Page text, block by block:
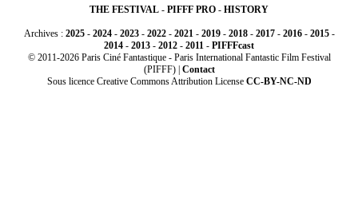
THE FESTIVAL - PIFFF PRO - HISTORY
Archives : 2025- 2024- 2023- 2022- 2021- 2019- 2018- 2017- 2016- 2015-
2014 - 2013 - 2012 - 2011 - PIFFFcast
© 2011-2026 Paris Ciné Fantastique - Paris International Fantastic Film Festival
(PIFFF) | Contact
Sous licence Creative Commons Attribution License CC-BY-NC-ND